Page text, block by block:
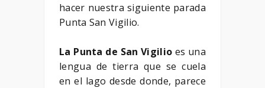
hacer nuestra siguiente parada
Punta San Vigilio.
La Punta de San Vigilio es una
lengua de tierra que se cuela
en el lago desde donde, parece